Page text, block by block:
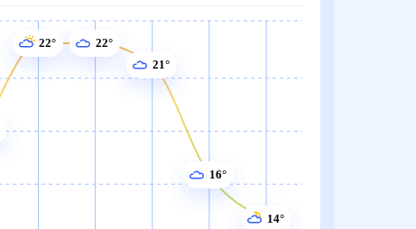
22°
22°
21°
16°
14°